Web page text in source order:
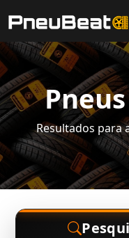
Resultados para